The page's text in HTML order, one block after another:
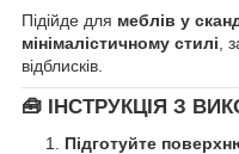
Підійде для меблів у
мінімалістичному стилі,
відблисків.
🧰 ІНСТРУКЦІЯ З
Підготуйте